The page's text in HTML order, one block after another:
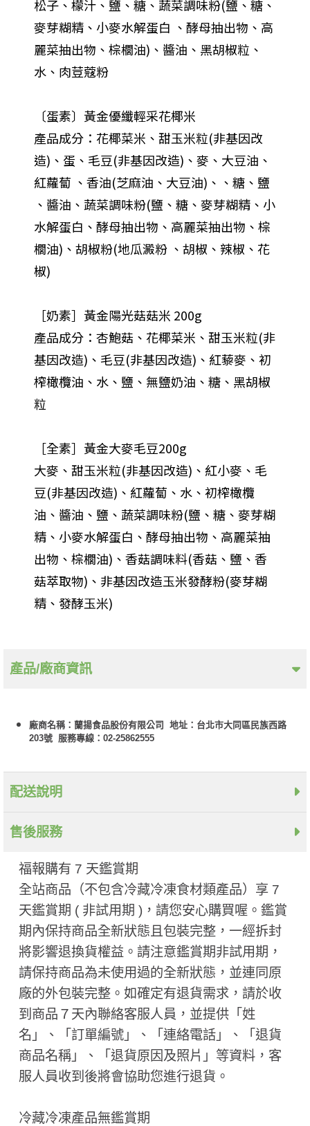
松子、檬汁、鹽、糖、蔬菜調味粉(鹽、糖、
麥芽糊精、小麥水解蛋白 、酵母抽出物、高
麗菜抽出物、棕櫚油)、醬油、黑胡椒粒、
水、肉荳蔻粉
〔蛋素〕黃金優纖輕采花椰米
產品成分：花椰菜米、甜玉米粒(非基因改
造)、蛋、毛豆(非基因改造)、麥、大豆油、
紅蘿蔔 、香油(芝麻油、大豆油)、、糖、鹽
、醬油、蔬菜調味粉(鹽、糖、麥芽糊精、小
水解蛋白、酵母抽出物、高麗菜抽出物、棕
櫚油)、胡椒粉(地瓜澱粉 、胡椒、辣椒、花
椒)
［奶素］黃金陽光菇菇米 200g
產品成分：杏鮑菇、花椰菜米、甜玉米粒(非
基因改造)、毛豆(非基因改造)、紅藜麥、初
榨橄欖油、水、鹽、無鹽奶油、糖、黑胡椒
粒
［全素］黃金大麥毛豆200g
大麥、甜玉米粒(非基因改造)、紅小麥、毛
豆(非基因改造)、紅蘿蔔、水、初榨橄欖
油、醬油、鹽、蔬菜調味粉(鹽、糖、麥芽糊
精、小麥水解蛋白、酵母抽出物、高麗菜抽
出物、棕櫚油)、香菇調味料(香菇、鹽、香
菇萃取物)、非基因改造玉米發酵粉(麥芽糊
精、發酵玉米)
產品/廠商資訊
廠商名稱：蘭揚食品股份有限公司 地址：台北市大同區民族西路
203號 服務專線：02-25862555
配送說明
售後服務
福報購有 7 天鑑賞期
全站商品（不包含冷藏冷凍食材類產品）享 7
天鑑賞期 ( 非試用期 ​)，請您安心購買喔。鑑賞
期內保持商品全新狀態且包裝完整，一經拆封
將影響退換貨權益。請注意鑑賞期非試用期，
請保持商品為未使用過的全新狀態，並連同原
廠的外包裝完整。如確定有退貨需求，請於收
到商品７天內聯絡客服人員，並提供「姓
名」、「訂單編號」、「連絡電話」、「退貨
商品名稱」、「退貨原因及照片」等資料，客
服人員收到後將會協助您進行退貨。
冷藏冷凍產品無鑑賞期